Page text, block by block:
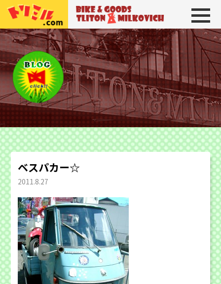
トリトン＆ミルコビッチ BIKE＆
ベスパカー☆
2011.8.27